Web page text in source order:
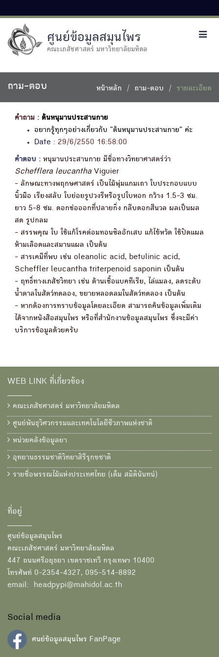
ศูนย์ข้อมูลสมุนไพร
คณะเภสัชศาสตร์ มหาวิทยาลัยมหิดล
ถาม-ตอบ หน้าหลัก ถาม-ตอบ รายละเอียด
คำถาม : ต้นหนุมานประสานกาย
อยากรู้ทุกๆอย่างเกี่ยวกับ "ต้นหนุมานประสานกาย" ค่ะ
Date : 29/6/2550 16:58:00
คำตอบ : หนุมานประสานกาย มีชื่อทางวิทยาศาสตร์ว่า
Schefflera leucantha Viguier
- ลักษณะทางพฤกษศาสตร์ เป็นไม้พุ่มแกมเถา ใบประกอบแบบ
นิ้วมือ เรียงสลับ ใบย่อยรูปวงรีหรือรูปใบหอก กว้าง 1.5-3 ซม.
ยาว 5-8 ซม. ดอกช่อออกที่ปลายกิ่ง กลีบดอกสีนวล ผลเป็นผล
สด รูปกลม
- สรรพคุณ ใบ ใช้แก้โรคต่อมทอนซิลอักเสบ แก้ไข้หวัด ใช้ปิดแผล
ห้ามเลือดและสมานแผล เป็นต้น
- สารเคมีที่พบ เช่น oleanolic acid, betulinic acid,
Scheffler leucantha triterpenoid saponin เป็นต้น
- ฤทธิ์ทางเภสัชวิทยา เช่น ต้านเชื้อแบคทีเรีย, ไล่แมลง, ลดระดับ
น้ำตาลในสัตว์ทดลอง, ขยายหลอดลมในสัตว์ทดลอง เป็นต้น
- หากต้องการทราบข้อมูลโดยละเอียด สามารถค้นข้อมูลเพิ่มเติม
ได้จากหนังสือสมุนไพร หรือที่สำนักงานข้อมูลสมุนไพร ซึ่งจะมีค่า
บริการข้อมูลด้วยครับ
WEB LINK ที่เกี่ยวข้อง
คณะเภสัชศาสตร์ มหาวิทยาลัยมหิดล
ศูนย์พันธุวิศวกรรมและเทคโนโลยีชีวภาพแห่งชาติ
หน่วยคลังข้อมูลยา
อุทยานธรรมชาติวิทยาสิรีรุกขชาติ
รายชื่อพรรณไม้แห่งประเทศไทย (เต็ม สมิตินันทน์)
ที่อยู่
ศูนย์ข้อมูลสมุนไพร
คณะเภสัชศาสตร์ มหาวิทยาลัยมหิดล
447 ถนนศรีอยุธยา เขตราชเทวี กรุงเทพฯ 10400
โทรศัพท์ 0-2354-4327, 095-514-8892
email: headpypi@mahidol.ac.th
Social media
ศนย์ข้อมูลสมุนไพร FanPage